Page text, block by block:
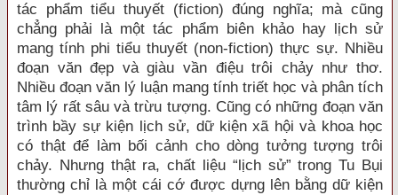
tác phẩm tiểu thuyết (fiction) đúng nghĩa; mà cũng
chẳng phải là một tác phẩm biên khảo hay lịch sử
mang tính phi tiểu thuyết (non-fiction) thực sự. Nhiều
đoạn văn đẹp và giàu vần điệu trôi chảy như thơ.
Nhiều đoạn văn lý luận mang tính triết học và phân tích
tâm lý rất sâu và trừu tượng. Cũng có những đoạn văn
trình bầy sự kiện lịch sử, dữ kiện xã hội và khoa học
có thật để làm bối cảnh cho dòng tưởng tượng trôi
chảy. Nhưng thật ra, chất liệu “lịch sử” trong Tu Bụi
thường chỉ là một cái cớ được dựng lên bằng dữ kiện